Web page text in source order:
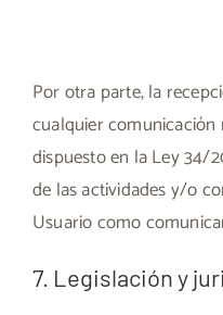
Por otra parte, la
cualquier
dispuesto en la Ley 34/
de las actividades y/o
Usuario como
7. Legislación y